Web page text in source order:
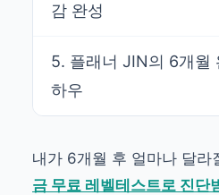
감 완성
5. 플래너 JIN의 6개월
하우
내가 6개월 후 얼마나 달라
금 무료 레벨테스트로 진단